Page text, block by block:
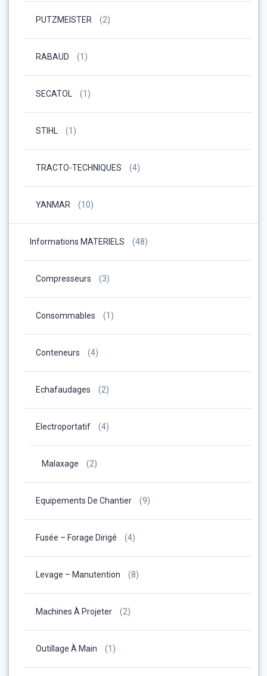
PUTZMEISTER (2)
RABAUD (1)
SECATOL (1)
STIHL (1)
TRACTO-TECHNIQUES (4)
YANMAR (10)
Informations MATERIELS (48)
Compresseurs (3)
Consommables (1)
Conteneurs (4)
Echafaudages (2)
Electroportatif (4)
Malaxage (2)
Equipements De Chantier (9)
Fusée – Forage Dirigé (4)
Levage – Manutention (8)
Machines À Projeter (2)
Outillage À Main (1)